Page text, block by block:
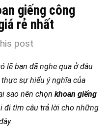
giếng công
rẻ nhất
post
lẽ bạn đã nghe qua ở đâu
sự hiểu ý nghĩa của
sao nên chọn khoan giếng
đi tìm câu trả lời cho những